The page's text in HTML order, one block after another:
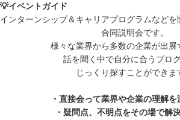
💡イベントガイド
インターンシップ＆キャリアプログラムなど
合同説明会です。
様々な業界から多数の企業が出展
話を聞く中で自分に合うプロ
じっくり探すことができま
・直接会って業界や企業の理解を
・疑問点、不明点をその場で解